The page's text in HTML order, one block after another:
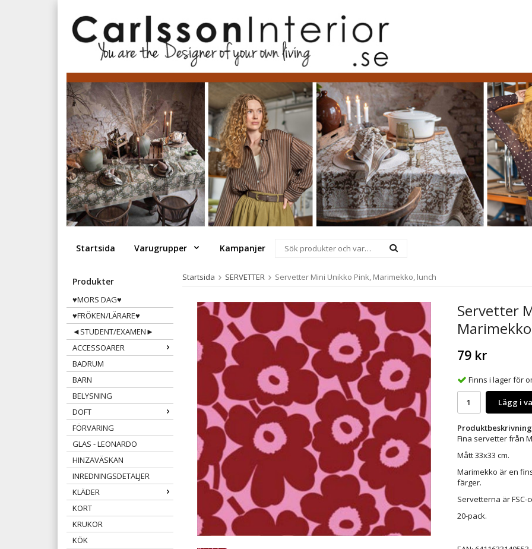
Startsida Varugrupper Kampanjer
Produkter
♥MORS DAG♥
♥FRÖKEN/LÄRARE♥
◄STUDENT/EXAMEN►
ACCESSOARER
BADRUM
BARN
BELYSNING
DOFT
FÖRVARING
GLAS - LEONARDO
HINZAVÄSKAN
INREDNINGSDETALJER
KLÄDER
KORT
KRUKOR
KÖK
Startsida SERVETTER Servetter Mini Unikko Pink, Marimekko, lunch
Servetter
79 kr
Finns i lager för
Lägg i
Fina servetter från
Mått 33x33 cm.
Marimekko är en
färger.
Servetterna är
20-pack.